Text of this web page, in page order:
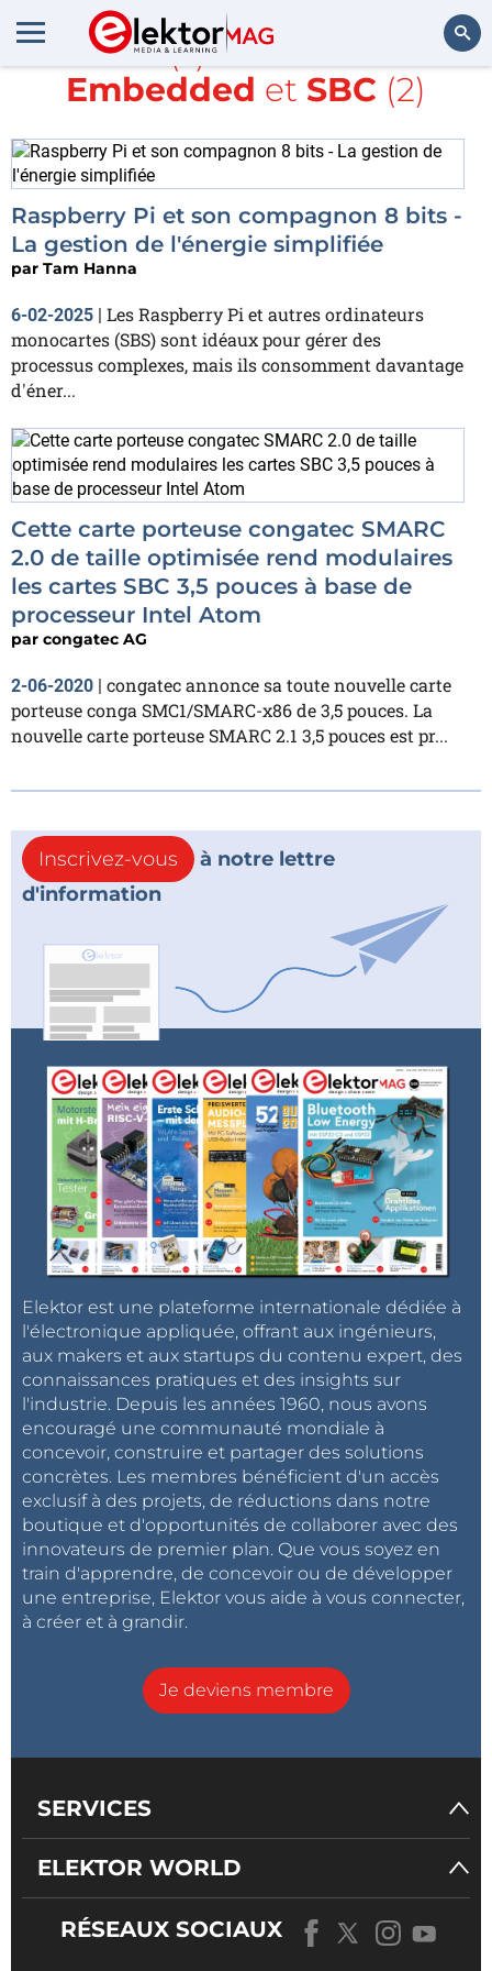
Rechercher
Article(s) avec la balise
Embedded et SBC (2)
Raspberry Pi et son compagnon 8 bits -
La gestion de l'énergie simplifiée
par Tam Hanna
6-02-2025 | Les Raspberry Pi et autres ordinateurs
monocartes (SBS) sont idéaux pour gérer des
processus complexes, mais ils consomment davantage
d'éner...
Cette carte porteuse congatec SMARC
2.0 de taille optimisée rend modulaires
les cartes SBC 3,5 pouces à base de
processeur Intel Atom
par congatec AG
2-06-2020 | congatec annonce sa toute nouvelle carte
porteuse conga SMC1/SMARC-x86 de 3,5 pouces. La
nouvelle carte porteuse SMARC 2.1 3,5 pouces est pr...
Inscrivez-vous
à notre lettre
d'information
Elektor est une plateforme internationale dédiée à
l'électronique appliquée, offrant aux ingénieurs,
aux makers et aux startups du contenu expert, des
connaissances pratiques et des insights sur
l'industrie. Depuis les années 1960, nous avons
encouragé une communauté mondiale à
concevoir, construire et partager des solutions
concrètes. Les membres bénéficient d'un accès
exclusif à des projets, de réductions dans notre
boutique et d'opportunités de collaborer avec des
innovateurs de premier plan. Que vous soyez en
train d'apprendre, de concevoir ou de développer
une entreprise, Elektor vous aide à vous connecter,
à créer et à grandir.
Je deviens membre
SERVICES
ELEKTOR WORLD
RÉSEAUX SOCIAUX